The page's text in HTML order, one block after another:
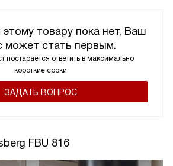
товару пока нет, Ваш
может стать первым.
постарается ответить в максимально
короткие сроки
ЗАДАТЬ ВОПРОС
FBU 816